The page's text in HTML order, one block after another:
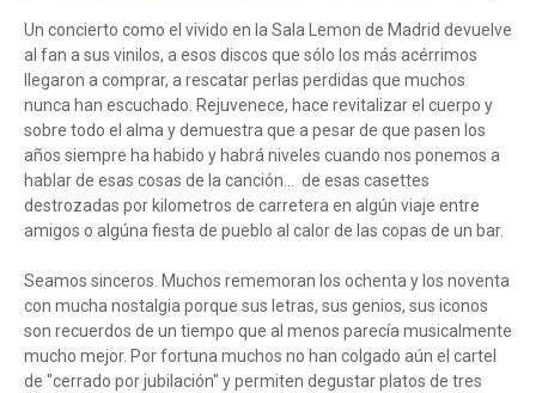
Un concierto como el vivido en la Sala Lemon de Madrid devuelve
al fan a sus vinilos, a esos discos que sólo los más acérrimos
llegaron a comprar, a rescatar perlas perdidas que muchos
nunca han escuchado. Rejuvenece, hace revitalizar el cuerpo y
sobre todo el alma y demuestra que a pesar de que pasen los
años siempre ha habido y habrá niveles cuando nos ponemos a
hablar de esas cosas de la canción... de esas casettes
destrozadas por kilometros de carretera en algún viaje entre
amigos o algúna fiesta de pueblo al calor de las copas de un bar.
Seamos sinceros. Muchos rememoran los ochenta y los noventa
con mucha nostalgia porque sus letras, sus genios, sus iconos
son recuerdos de un tiempo que al menos parecía musicalmente
mucho mejor. Por fortuna muchos no han colgado aún el cartel
de "cerrado por jubilación" y permiten degustar platos de tres